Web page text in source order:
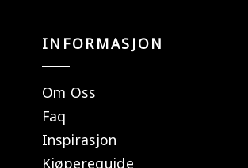
INFORMASJON
Om Oss
Faq
Inspirasjon
Kjøpereguide